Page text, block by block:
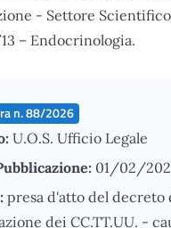
- Settore
– Endocrinologia.
n. 88/2026
U.O.S. Ufficio Legale
01/02/
presa d'atto del decreto
dei CC.TT.UU. -